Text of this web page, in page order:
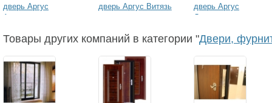
дверь Аргус
Аристократ
дверь Аргус Витязь
дверь Аргус
Дипломат
Товары других компаний в категории "Двери,